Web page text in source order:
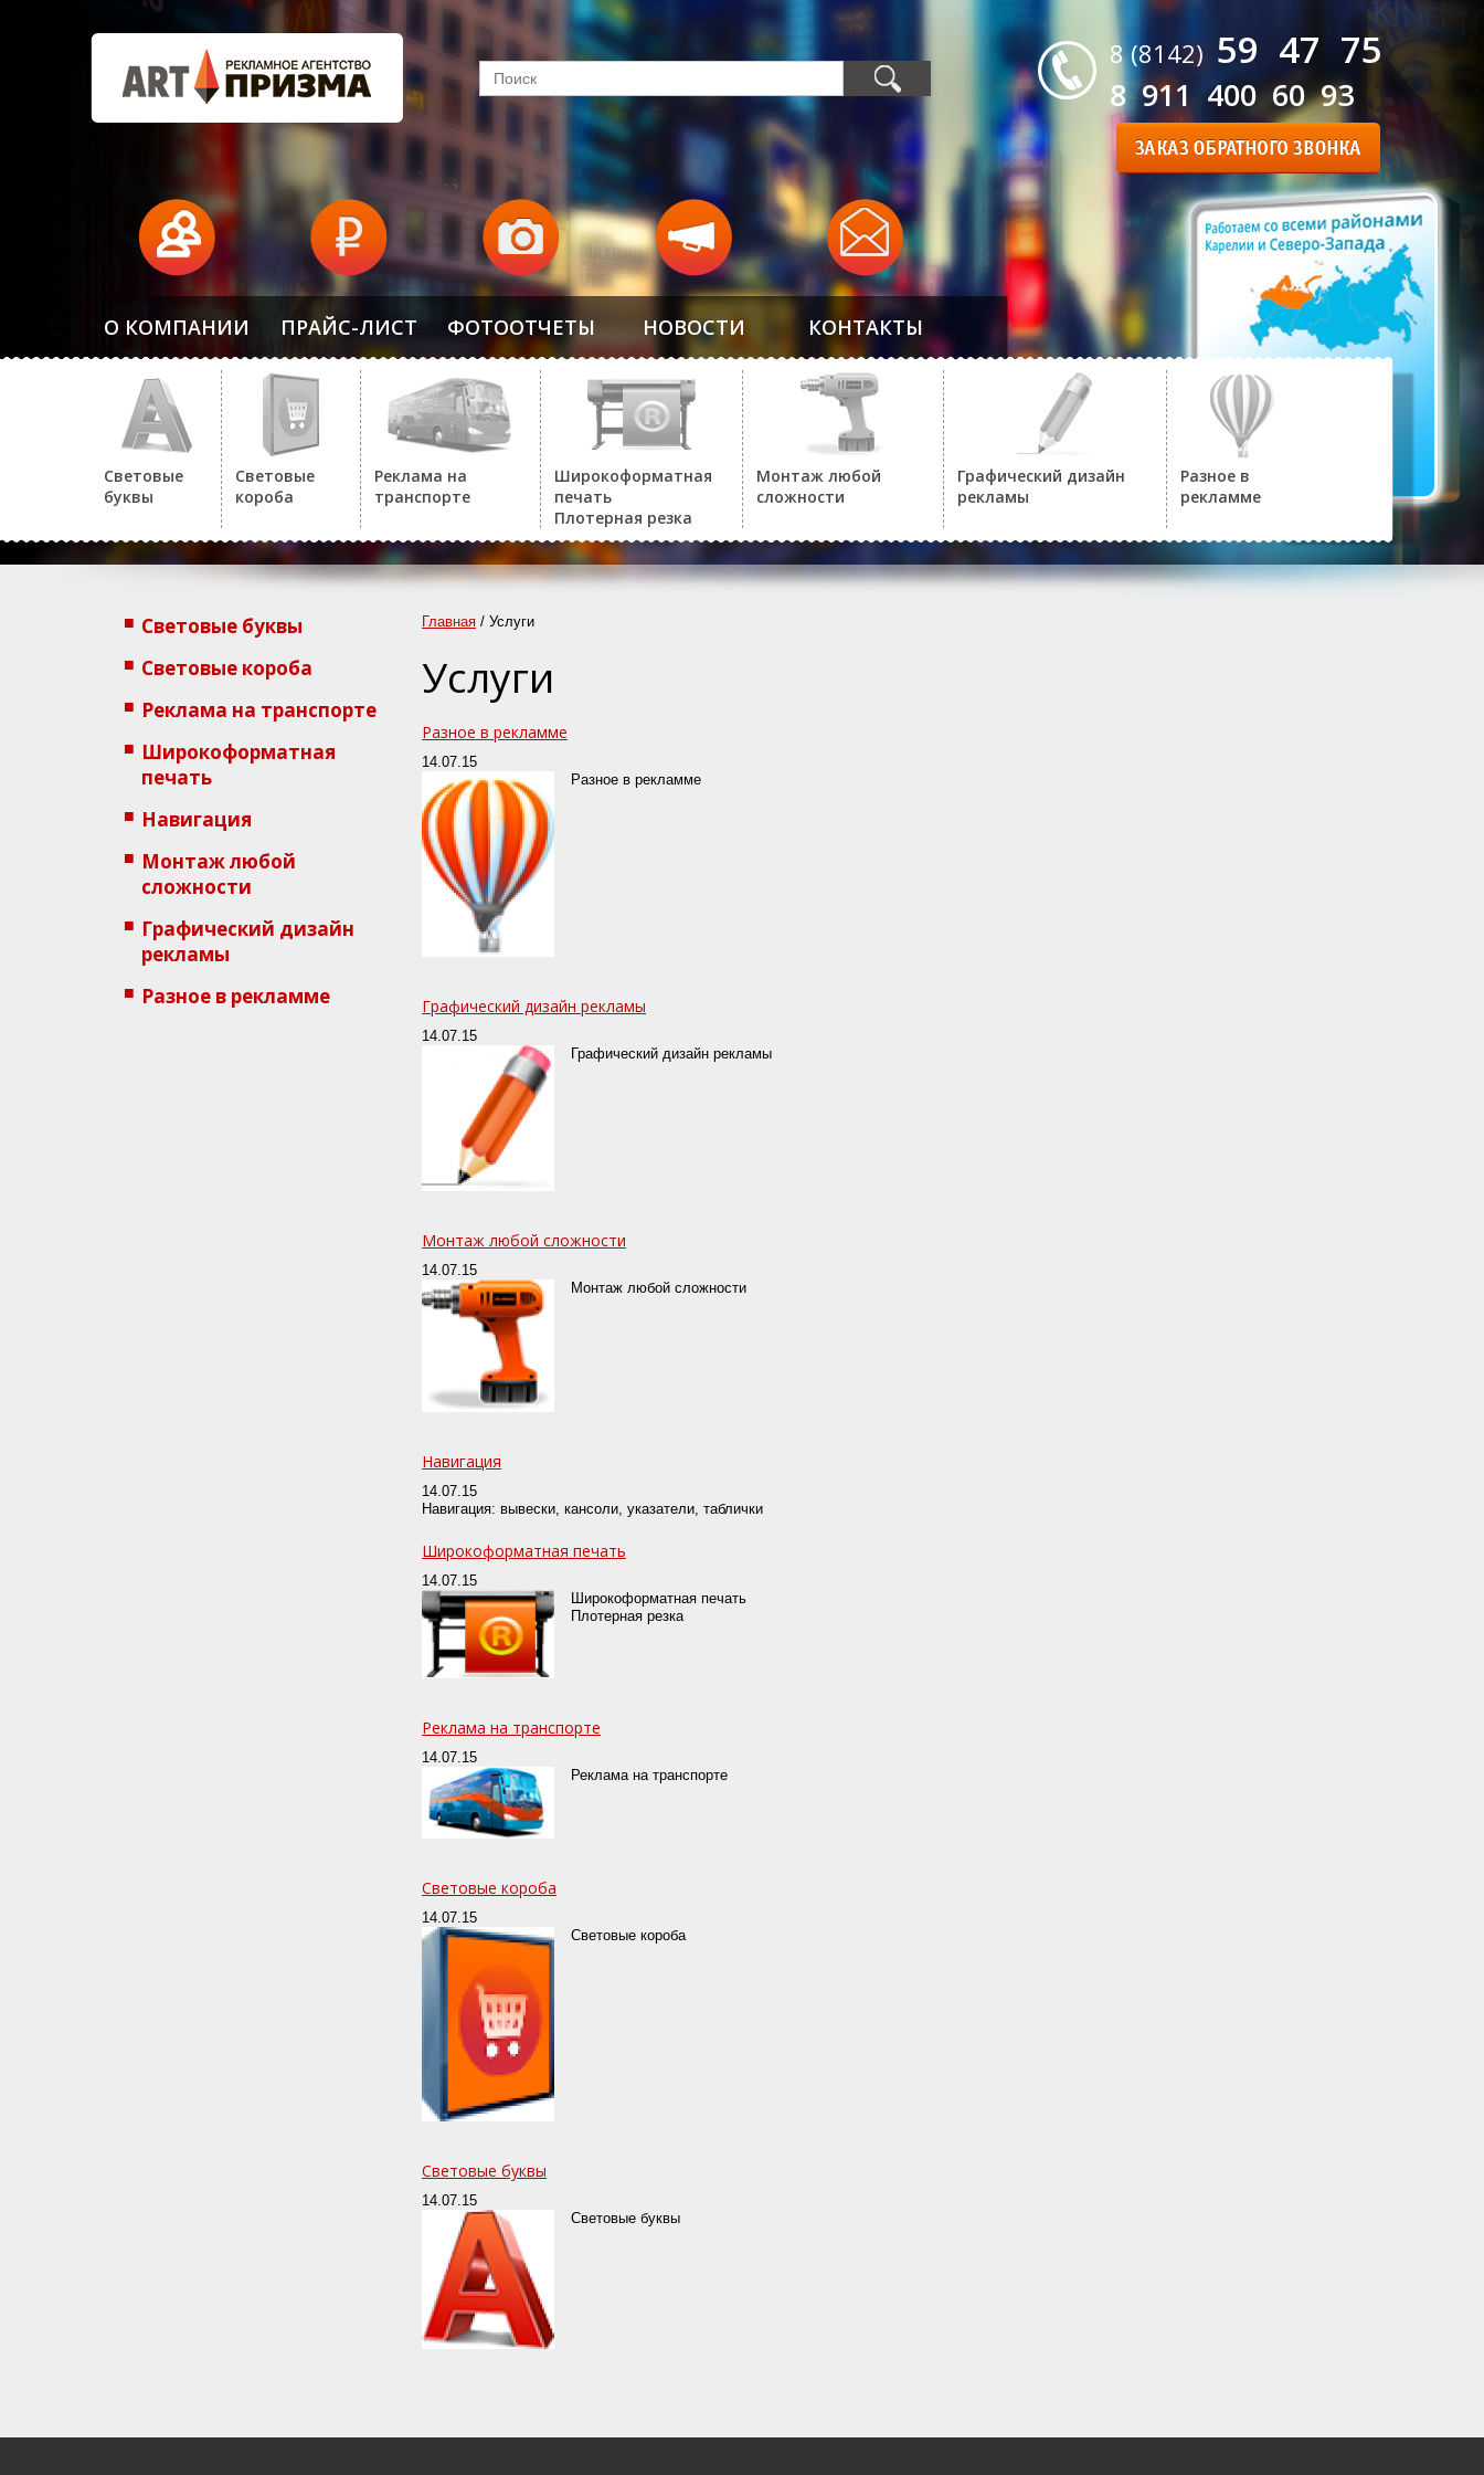
8 (8142) 59 47 75
8 911 400 60 93
О КОМПАНИИ ПРАЙС-ЛИСТ ФОТООТЧЕТЫ НОВОСТИ КОНТАКТЫ
Световые
буквы
Световые
короба
Реклама на
транспорте
Широкоформатная
печать
Плотерная резка
Монтаж любой
сложности
Графический дизайн
рекламы
Разное в
рекламме
Световые буквы
Световые короба
Реклама на транспорте
Широкоформатная
печать
Навигация
Монтаж любой
сложности
Графический дизайн
рекламы
Разное в рекламме
Главная / Услуги
Услуги
Разное в рекламме
14.07.15
Разное в рекламме
Графический дизайн рекламы
14.07.15
Графический дизайн рекламы
Монтаж любой сложности
14.07.15
Монтаж любой сложности
Навигация
14.07.15
Навигация: вывески, кансоли, указатели, таблички
Широкоформатная печать
14.07.15
Широкоформатная печать
Плотерная резка
Реклама на транспорте
14.07.15
Реклама на транспорте
Световые короба
14.07.15
Световые короба
Световые буквы
14.07.15
Световые буквы